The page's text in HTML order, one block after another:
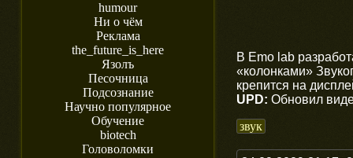
humour
Ни о чём
Реклама
the_future_is_here
Язолъ
Песочница
Подсознание
Научно популярное
Обучение
biotech
Головоломки
В Emo lab
«колонками»
крепится на
UPD: Обновил
звук